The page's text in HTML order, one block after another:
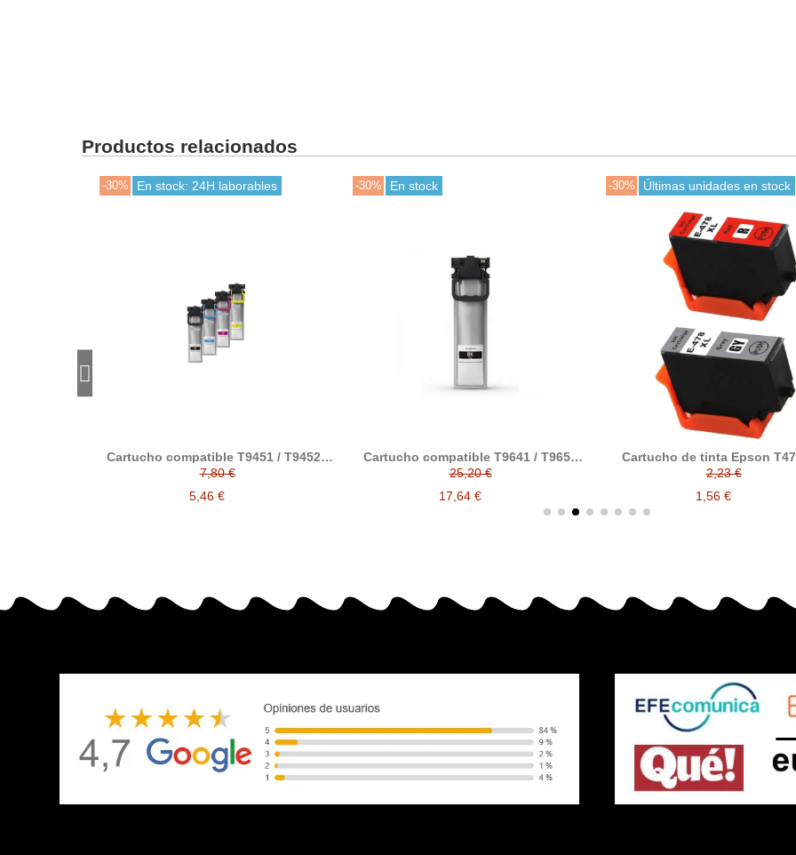
Productos relacionados
-30% En stock: 24H laborables
Cartucho compatible T9451 / T9452 /
9453 / T9454 / T9441 / T9442 / T9443 /
T9444 generico Epson
7,80 €
5,46 €
-30% En stock
Cartucho compatible T9641 / T9651
generico Epson
25,20 €
17,64 €
-30% Últimas unidades en stock
Cartucho de tinta Epson
T4786XL compatible a Epson
478
2,23 €
1,56 €